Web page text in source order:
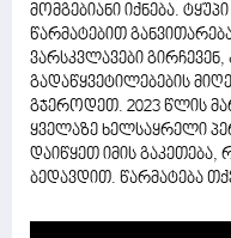
მომგებიანი იქნება.
წარმატებით
ვარსკვლავები
გადაწყვეტილებების
გჯეროდეთ. 2023 წლის
ყველაზე ხელსაყრელი
დაიწყეთ იმის
ბედავდით. წარმატება